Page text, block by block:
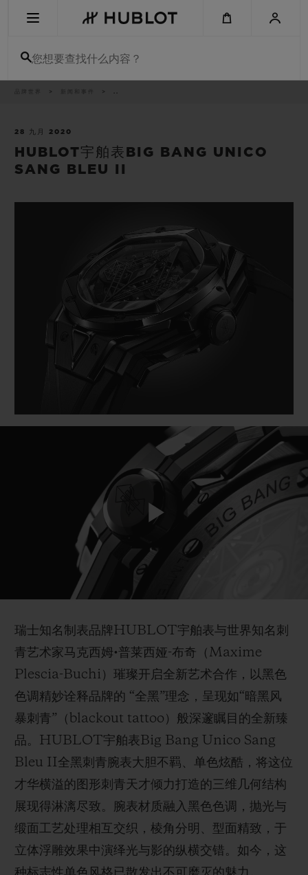
您想要查找什么内容？
新闻和事件 ..
28 九月 2020
HUBLOT宇舶表BIG BANG UNICO
SANG BLEU II
Play
瑞士知名制表品牌HUBLOT宇舶表与世界知名刺
青艺术家马克西姆•普莱西娅-布奇（Maxime
Plescia-Buchi）璀璨开启全新艺术合作，以黑色
色调精妙诠释品牌的 “全黑”理念，呈现如“暗黑风
暴刺青”（blackout tattoo）般深邃瞩目的全新臻
品。HUBLOT宇舶表Big Bang Unico Sang
Bleu II全黑刺青腕表大胆不羁、单色炫酷，将这位
才华横溢的图形刺青天才倾力打造的三维几何结构
展现得淋漓尽致。腕表材质融入黑色色调，抛光与
缎面工艺处理相互交织，棱角分明、型面精致，于
立体浮雕效果中演绎光与影的纵横交错。如今，这
新品腕表
BIG BANG系列
夏日多彩陶瓷
BIG BANG系列
桃粉色陶瓷
加入HUBLOTISTA俱乐部，即可延长质保
免费配送与退换货
联系我们
查找专卖店